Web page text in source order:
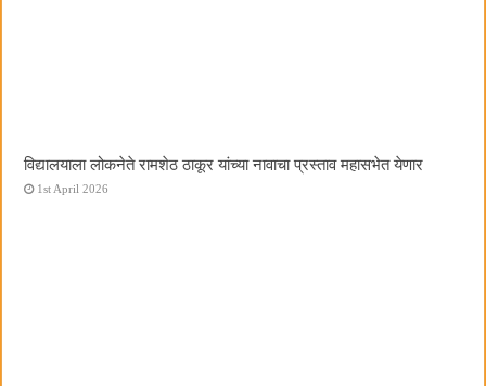
विद्यालयाला लोकनेते रामशेठ ठाकूर यांच्या नावाचा प्रस्ताव महासभेत येणार
1st April 2026